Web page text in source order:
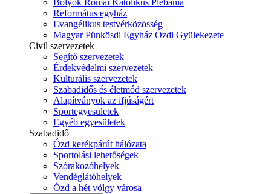
Bolyok Római Katolikus Plébánia
Református egyház
Evangélikus testvérközösség
Magyar Pünkösdi Egyház Ózdi Gyülekezete
Civil szervezetek
Segítő szervezetek
Érdekvédelmi szervezetek
Kulturális szervezetek
Szabadidős és életmód szervezetek
Alapítványok az ifjúságért
Sportegyesületek
Egyéb egyesületek
Szabadidő
Ózd kerékpárút hálózata
Sportolási lehetőségek
Szórakozóhelyek
Vendéglátóhelyek
Ózd a hét völgy városa